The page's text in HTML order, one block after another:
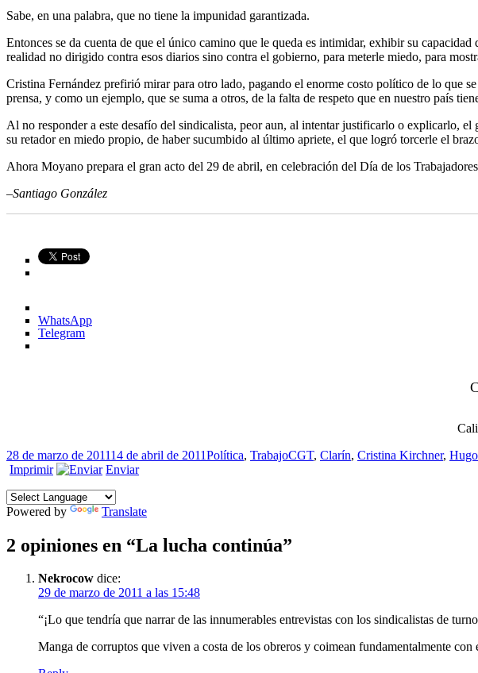
Sabe, en una palabra, que no tiene la impunidad garantizada.
Entonces se da cuenta de que el único camino que le queda es intimidar, exhibir su
realidad no dirigido contra esos diarios sino contra el gobierno, para meterle miedo, para
Cristina Fernández prefirió mirar para otro lado, pagando el enorme costo político de lo que
prensa, y como un ejemplo, que se suma a otros, de la falta de respeto que en nuestro país
Al no responder a este desafío del sindicalista, peor aun, al intentar justificarlo o explicarlo,
su retador en miedo propio, de haber sucumbido al último apriete, el que logró torcerle el
Ahora Moyano prepara el gran acto del 29 de abril, en celebración del Día de los
–Santiago González
WhatsApp
Telegram
Publicado
el
28 de marzo de 201114 de abril de 2011Categorías
Política, TrabajoEtiquetas
CGT, Clarín, Cristina Kirchner,
Imprimir
Enviar
Powered by Translate
2 opiniones en “La lucha continúa”
Nekrocow dice:
29 de marzo de 2011 a las 15:48
“¡Lo que tendría que narrar de las innumerables entrevistas con los sindicalistas de
Manga de corruptos que viven a costa de los obreros y coimean fundamentalmente